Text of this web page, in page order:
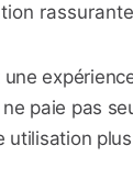
paie pas
utilisation